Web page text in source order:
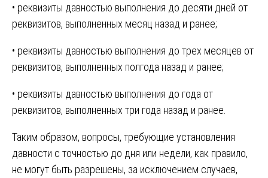
• реквизиты давностью выполнения до десяти дней от
реквизитов, выполненных месяц назад и ранее;
• реквизиты давностью выполнения до трех месяцев от
реквизитов, выполненных полгода назад и ранее;
• реквизиты давностью выполнения до года от
реквизитов, выполненных три года назад и ранее.
Таким образом, вопросы, требующие установления
давности с точностью до дня или недели, как правило,
не могут быть разрешены, за исключением случаев,